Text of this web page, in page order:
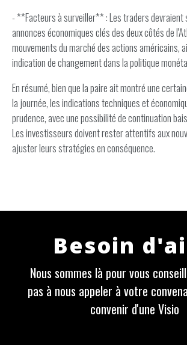
- **Facteurs à surveiller** : Les traders devraient
annonces économiques clés des deux côtés de
mouvements du marché des actions américains,
indication de changement dans la politique
En résumé, bien que la paire ait montré une
la journée, les indications techniques et
prudence, avec une possibilité de continuation
Les investisseurs doivent rester attentifs aux
ajuster leurs stratégies en conséquence.
Besoin
Nous sommes là pour vous
pas à nous appeler à votre
convenir d'une Visio